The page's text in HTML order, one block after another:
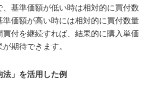
、基準価額が低い時は相対的に買付数
準価額が高い時には相対的に買付数量
買付を継続すれば、結果的に購入単価
期待できます。
法」を活用した例